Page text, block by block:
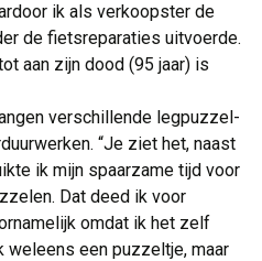
ik als verkoopster de
de fietsreparaties uitvoerde.
aan zijn dood (95 jaar) is
verschillende legpuzzel-
“Je ziet het, naast
ik mijn spaarzame tijd voor
Dat deed ik voor
omdat ik het zelf
weleens een puzzeltje, maar